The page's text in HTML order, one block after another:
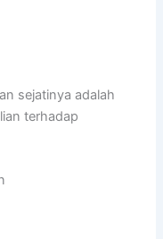
sejatinya adalah
terhadap